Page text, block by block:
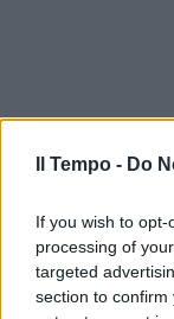
Il Tempo - Do
If you wish to
processing of
targeted
section to